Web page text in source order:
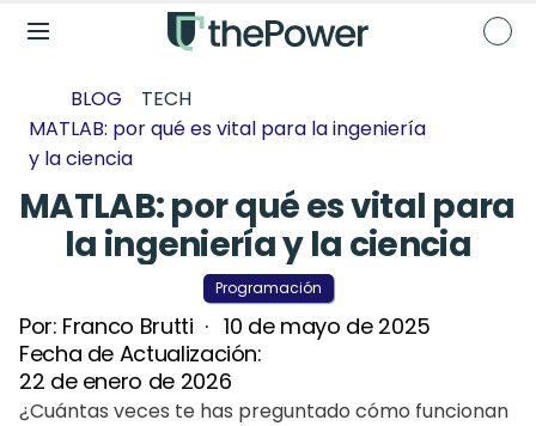
BLOG
TECH
MATLAB: por qué es vital para la ingeniería
y la ciencia
MATLAB: por qué es vital para
la ingeniería y la ciencia
Programación
Por: Franco Brutti
  ·
10 de mayo de 2025
Fecha de Actualización:
22 de enero de 2026
¿Cuántas veces te has preguntado cómo funcionan